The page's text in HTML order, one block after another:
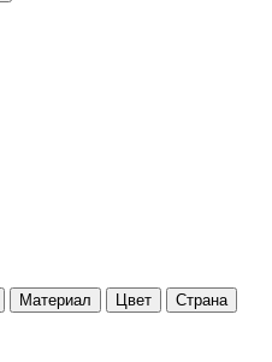
Материал Цвет Страна